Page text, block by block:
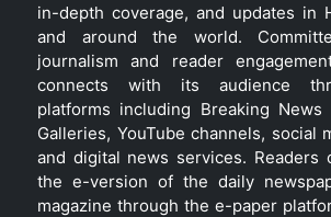
in-depth coverage, and updates in
and around the world.
journalism and reader
connects with its audience
platforms including Breaking News
Galleries, YouTube channels, social
and digital news services. Readers
the e-version of the daily
magazine through the e-paper